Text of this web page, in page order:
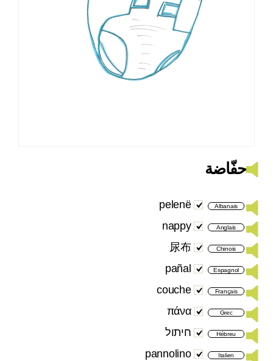
حفّاضة
Albanais
pelenë
Anglais
nappy
Chinois
尿布
Espagnol
pañal
Français
couche
Grec
πάνα
Hébreu חיתול
Italien
pannolino